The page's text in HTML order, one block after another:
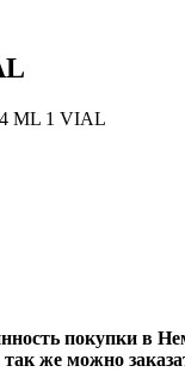
4 ML 1 VIAL
покупки в
так же можно